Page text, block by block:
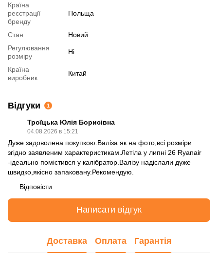
Країна
реєстрації
бренду
Польща
Стан
Новий
Регулювання
розміру
Ні
Країна
виробник
Китай
Відгуки 1
Троїцька Юлія Борисівна
04.08.2026 в 15:21
Дуже задоволена покупкою.Валіза як на фото,всі розміри
згідно заявленим характеристикам.Летіла у липні 26 Ryanair
-ідеально помістився у калібратор.Валізу надіслали дуже
швидко,якісно запаковану.Рекомендую.
Відповісти
Написати відгук
Доставка Оплата Гарантія